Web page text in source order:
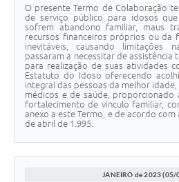
O presente Termo de Colaboração
de serviço público para idosos
sofrem abandono familiar, maus
recursos financeiros próprios ou da
inevitáveis, causando limitações
passaram a necessitar de
para realização de suas atividades
Estatuto do Idoso oferecendo
integral das pessoas da melhor
médicos e de saúde, proporcionado
fortalecimento de vinculo familiar,
anexo a este Termo, e de acordo com
de abril de 1.995.
JANEIRO de 2023